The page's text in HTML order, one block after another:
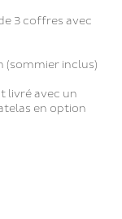
3 coffres avec
(sommier inclus)
livré avec un
en option